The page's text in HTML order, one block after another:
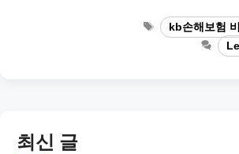
Tagskb손해보험
최신 글